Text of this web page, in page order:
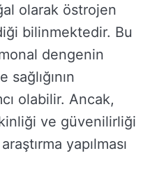
olarak östrojen
bilinmektedir. Bu
dengenin
sağlığının
olabilir. Ancak,
ve güvenilirliği
yapılması